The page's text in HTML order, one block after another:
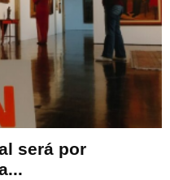
será por